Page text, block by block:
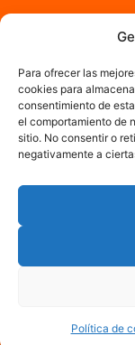
Para ofrecer las
cookies para
consentimiento de
el comportamiento de
sitio. No consentir o
negativamente a
Política de